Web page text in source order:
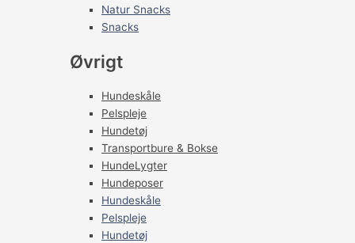
Natur Snacks
Snacks
Øvrigt
Hundeskåle
Pelspleje
Hundetøj
Transportbure & Bokse
HundeLygter
Hundeposer
Hundeskåle
Pelspleje
Hundetøj